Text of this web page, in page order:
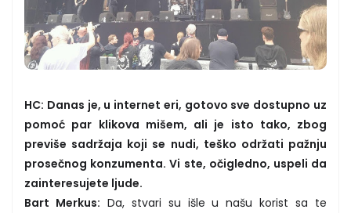
HC: Danas je, u internet eri, gotovo sve dostupno uz
pomoć par klikova mišem, ali je isto tako, zbog
previše sadržaja koji se nudi, teško održati pažnju
prosečnog konzumenta. Vi ste, očigledno, uspeli da
zainteresujete ljude.
Bart Merkus: Da, stvari su išle u našu korist sa te